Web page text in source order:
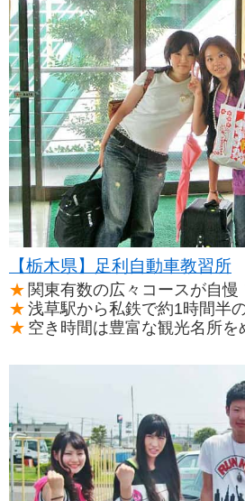
【栃木県】足利自動車教習所
関東有数の広々コースが自慢
浅草駅から私鉄で約1時間半
空き時間は豊富な観光名所を